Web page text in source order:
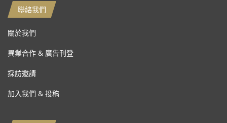
聯絡我們
關於我們
異業合作 & 廣告刊登
採訪邀請
加入我們 & 投稿